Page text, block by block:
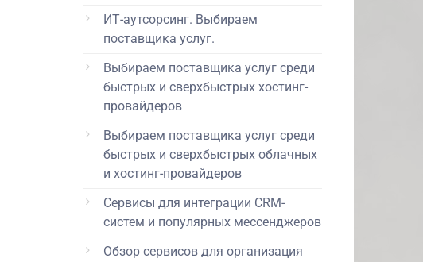
ИТ-аутсорсинг. Выбираем
поставщика услуг.
Выбираем поставщика услуг среди
быстрых и сверхбыстрых хостинг-
провайдеров
Выбираем поставщика услуг среди
быстрых и сверхбыстрых облачных
и хостинг-провайдеров
Сервисы для интеграции CRM-
систем и популярных мессенджеров
Обзор сервисов для организация